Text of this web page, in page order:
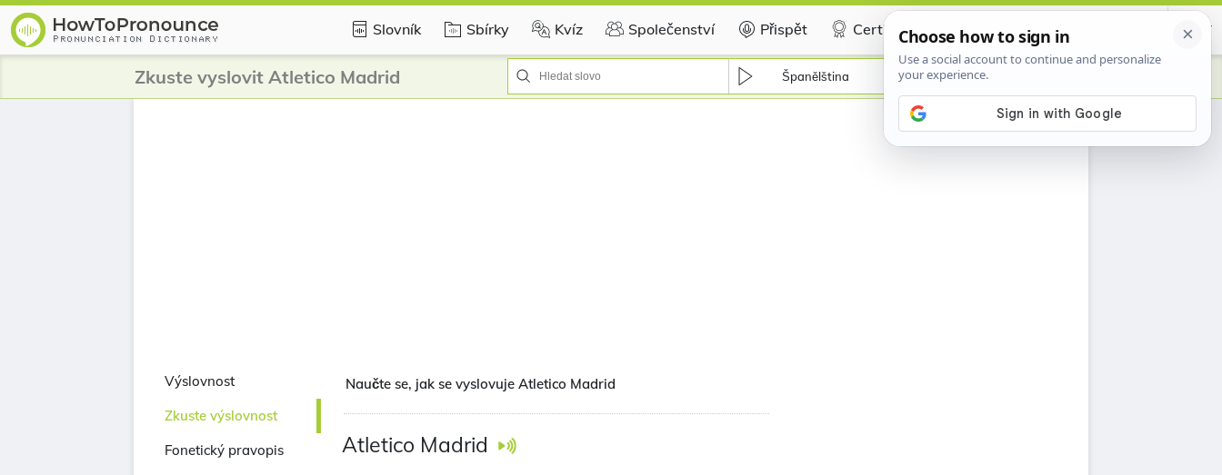
Slovník Sbírky Kvíz Společenství Přispět Certificate
Zkuste vyslovit Atletico Madrid Španělština
Výslovnost
Zkuste výslovnost
Fonetický pravopis
Naučte se, jak se vyslovuje Atletico Madrid
Atletico Madrid